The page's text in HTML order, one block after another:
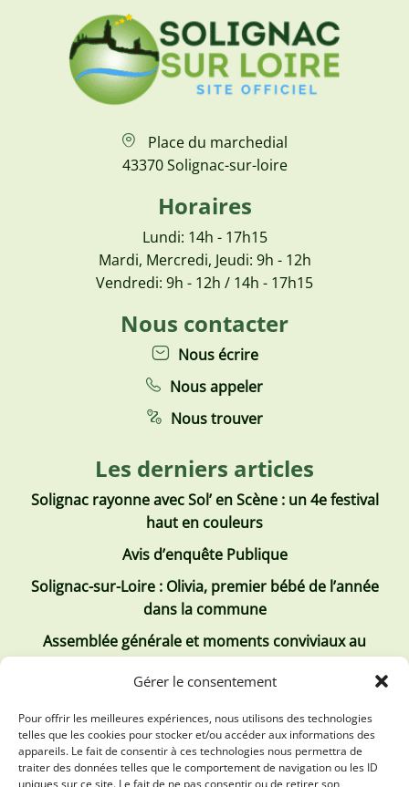
Gérer le consentement
Pour offrir les meilleures expériences, nous utilisons des technologies
telles que les cookies pour stocker et/ou accéder aux informations des
appareils. Le fait de consentir à ces technologies nous permettra de
traiter des données telles que le comportement de navigation ou les ID
uniques sur ce site. Le fait de ne pas consentir ou de retirer son
Place du marchedial
43370 Solignac-sur-loire
Horaires
Lundi: 14h - 17h15
Mardi, Mercredi, Jeudi: 9h - 12h
Vendredi: 9h - 12h / 14h - 17h15
Nous contacter
Nous écrire
Nous appeler
Nous trouver
Les derniers articles
Solignac rayonne avec Sol’ en Scène : un 4e festival
haut en couleurs
Avis d’enquête Publique
Solignac-sur-Loire : Olivia, premier bébé de l’année
dans la commune
Assemblée générale et moments conviviaux au
Les derniers comptes rendus
Conseil municipal 2 juillet 2026